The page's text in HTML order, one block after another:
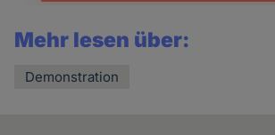
Mehr lesen über:
Demonstration